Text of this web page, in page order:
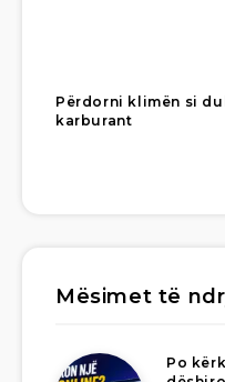
Përdorni klimën si
karburant
Mësimet të
Po